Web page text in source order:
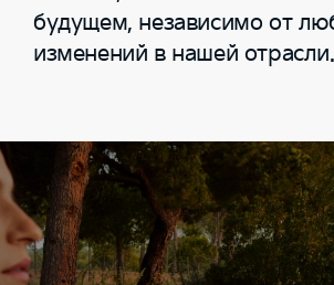
будущем, независимо от
изменений в нашей отрасли.